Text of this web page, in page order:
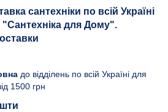
до відділень по всій Україні для
1500 грн